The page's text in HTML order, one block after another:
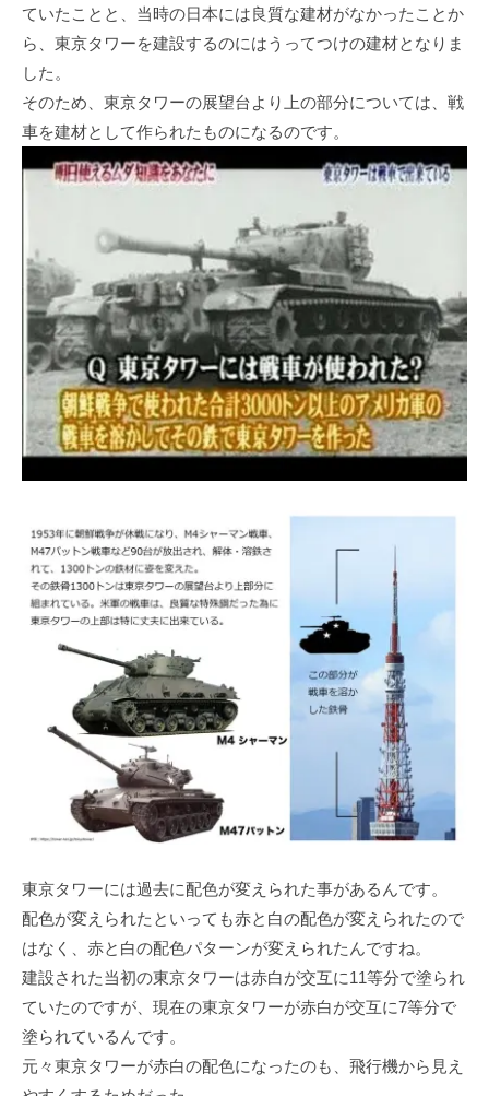
ていたことと、当時の日本には良質な建材がなかったことか
ら、東京タワーを建設するのにはうってつけの建材となりま
した。
そのため、東京タワーの展望台より上の部分については、戦
車を建材として作られたものになるのです。
東京タワーには過去に配色が変えられた事があるんです。
配色が変えられたといっても赤と白の配色が変えられたので
はなく、赤と白の配色パターンが変えられたんですね。
建設された当初の東京タワーは赤白が交互に11等分で塗られ
ていたのですが、現在の東京タワーが赤白が交互に7等分で
塗られているんです。
元々東京タワーが赤白の配色になったのも、飛行機から見え